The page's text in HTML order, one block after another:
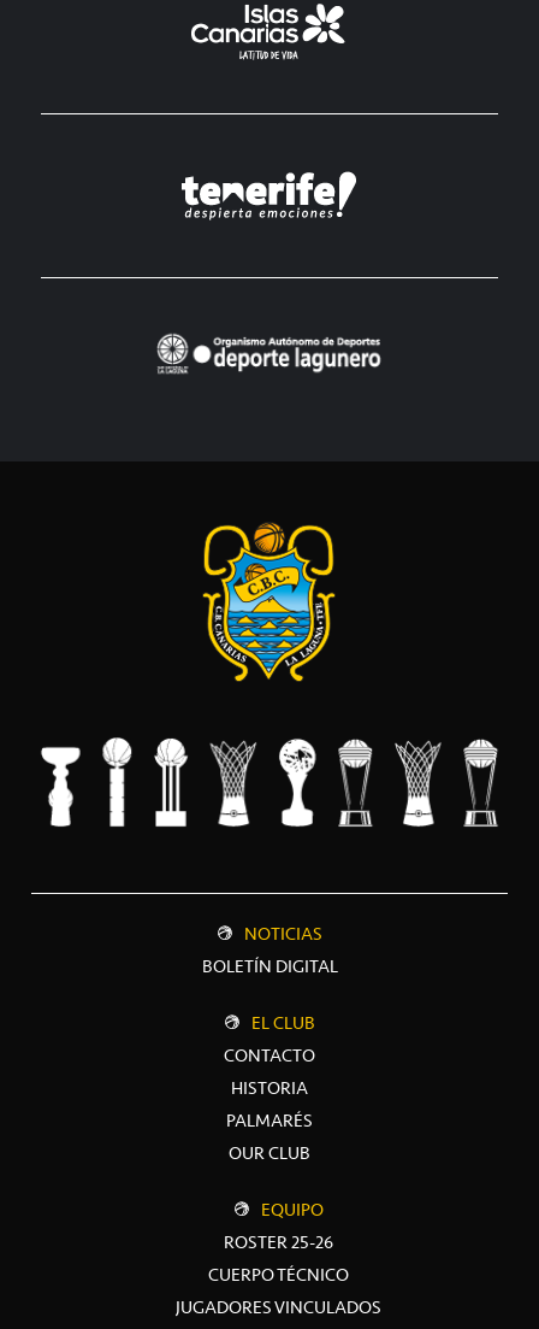
NOTICIAS
BOLETÍN DIGITAL
EL CLUB
CONTACTO
HISTORIA
PALMARÉS
OUR CLUB
EQUIPO
ROSTER 25-26
CUERPO TÉCNICO
JUGADORES VINCULADOS